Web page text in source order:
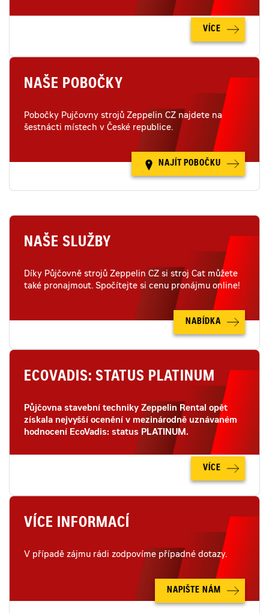
VÍCE
NAŠE POBOČKY
Pobočky Pujčovny strojů Zeppelin CZ najdete na
šestnácti místech v České republice.
NAJÍT POBOČKU
NAŠE SLUŽBY
Díky Půjčovně strojů Zeppelin CZ si stroj Cat můžete
také pronajmout. Spočítejte si cenu pronájmu online!
NABÍDKA
ECOVADIS: STATUS PLATINUM
Půjčovna stavební techniky Zeppelin Rental opět
získala nejvyšší ocenění v mezinárodně uznávaném
hodnocení EcoVadis: status PLATINUM.
VÍCE
VÍCE INFORMACÍ
V případě zájmu rádi zodpovíme případné dotazy.
NAPIŠTE NÁM